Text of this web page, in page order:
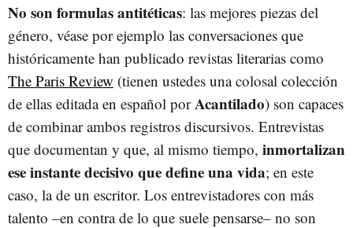
No son formulas antitéticas: las mejores piezas del
género, véase por ejemplo las conversaciones que
históricamente han publicado revistas literarias como
The Paris Review (tienen ustedes una colosal colección
de ellas editada en español porAcantilado) son capaces
de combinar ambos registros discursivos. Entrevistas
que documentan y que, al mismo tiempo, inmortalizan
ese instante decisivo que define una vida; en este
caso, la de un escritor. Los entrevistadores con más
talento –en contra de lo que suele pensarse– no son